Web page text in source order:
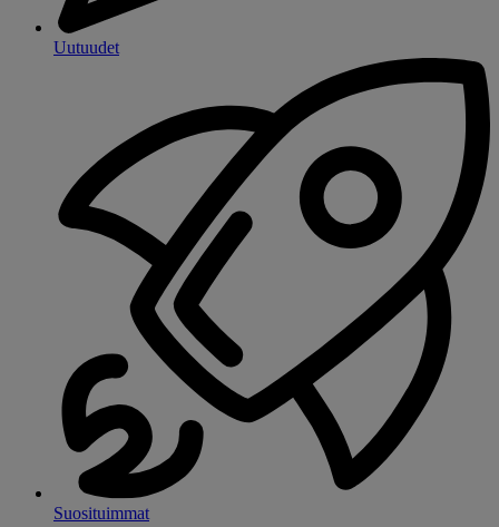
Uutuudet
Suosituimmat